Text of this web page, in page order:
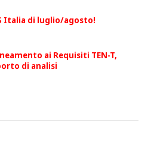
Italia di luglio/agosto!
ai Requisiti TEN-T,
di analisi